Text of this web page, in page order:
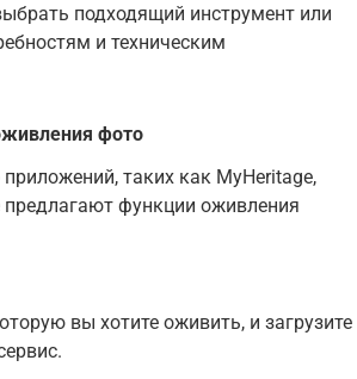
подходящий инструмент или
и техническим
фото
таких как MyHeritage,
предлагают функции оживления
вы хотите оживить, и загрузите